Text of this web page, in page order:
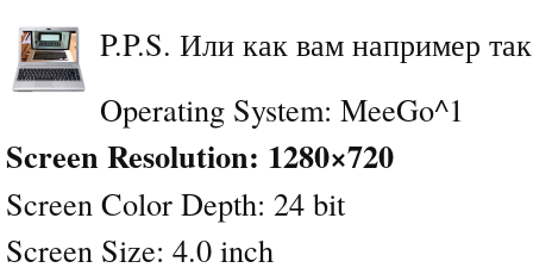
P.P.S. Или как вам например
Operating System: MeeGo^1
Screen Resolution: 1280×720
Screen Color Depth: 24 bit
Screen Size: 4.0 inch